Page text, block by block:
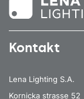
Kontakt
Lena Lighting S.A.
Kornicka strasse 52